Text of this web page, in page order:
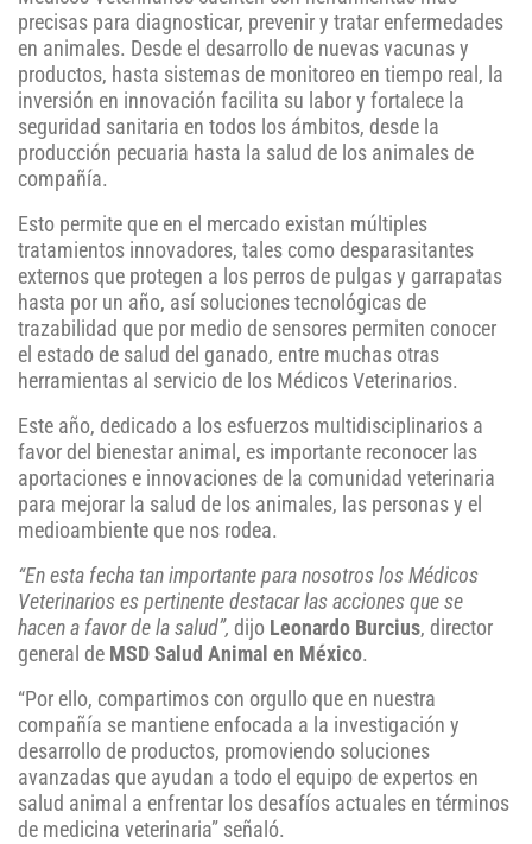
precisas para diagnosticar, prevenir y tratar enfermedades
en animales. Desde el desarrollo de nuevas vacunas y
productos, hasta sistemas de monitoreo en tiempo real, la
inversión en innovación facilita su labor y fortalece la
seguridad sanitaria en todos los ámbitos, desde la
producción pecuaria hasta la salud de los animales de
compañía.
Esto permite que en el mercado existan múltiples
tratamientos innovadores, tales como desparasitantes
externos que protegen a los perros de pulgas y garrapatas
hasta por un año, así soluciones tecnológicas de
trazabilidad que por medio de sensores permiten conocer
el estado de salud del ganado, entre muchas otras
herramientas al servicio de los Médicos Veterinarios.
Este año, dedicado a los esfuerzos multidisciplinarios a
favor del bienestar animal, es importante reconocer las
aportaciones e innovaciones de la comunidad veterinaria
para mejorar la salud de los animales, las personas y el
medioambiente que nos rodea.
“En esta fecha tan importante para nosotros los Médicos
Veterinarios es pertinente destacar las acciones que se
hacen a favor de la salud”, dijo Leonardo Burcius, director
general de MSD Salud Animal en México.
“Por ello, compartimos con orgullo que en nuestra
compañía se mantiene enfocada a la investigación y
desarrollo de productos, promoviendo soluciones
avanzadas que ayudan a todo el equipo de expertos en
salud animal a enfrentar los desafíos actuales en términos
de medicina veterinaria” señaló.